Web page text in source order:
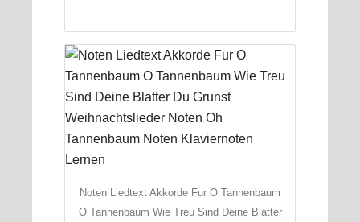
Noten Liedtext Akkorde Fur O Tannenbaum
O Tannenbaum Wie Treu Sind Deine Blatter